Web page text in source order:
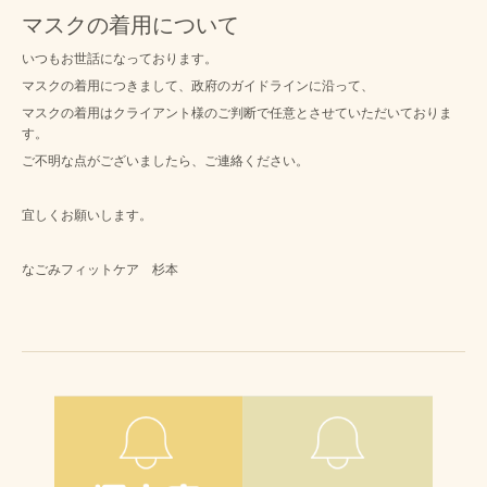
マスクの着用について
いつもお世話になっております。
マスクの着用につきまして、政府のガイドラインに沿って、
マスクの着用はクライアント様のご判断で任意とさせていただいておりま
す。
ご不明な点がございましたら、ご連絡ください。
宜しくお願いします。
なごみフィットケア 杉本